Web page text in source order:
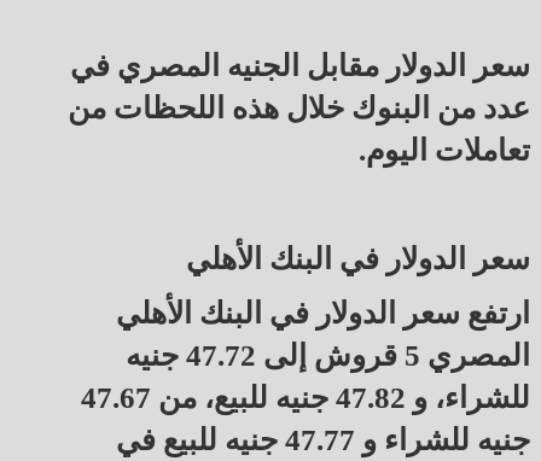
سعر الدولار مقابل الجنيه المصري في
عدد من البنوك خلال هذه اللحظات من
تعاملات اليوم.
سعر الدولار في البنك الأهلي
ارتفع سعر الدولار في البنك الأهلي
المصري 5 قروش إلى 47.72 جنيه
للشراء، و 47.82 جنيه للبيع، من 47.67
جنيه للشراء و 47.77 جنيه للبيع في